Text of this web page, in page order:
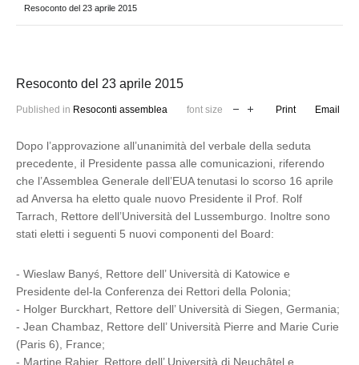
Resoconto del 23 aprile 2015
Resoconto del 23 aprile 2015
Published in Resoconti assemblea font size Print Email
Dopo l’approvazione all’unanimità del verbale della seduta
precedente, il Presidente passa alle comunicazioni, riferendo
che l’Assemblea Generale dell’EUA tenutasi lo scorso 16 aprile
ad Anversa ha eletto quale nuovo Presidente il Prof. Rolf
Tarrach, Rettore dell’Università del Lussemburgo. Inoltre sono
stati eletti i seguenti 5 nuovi componenti del Board:
- Wieslaw Banyś, Rettore dell’ Università di Katowice e
Presidente del-la Conferenza dei Rettori della Polonia;
- Holger Burckhart, Rettore dell’ Università di Siegen, Germania;
- Jean Chambaz, Rettore dell’ Università Pierre and Marie Curie
(Paris 6), France;
- Martine Rahier, Rettore dell’ Università di Neuchâtel e